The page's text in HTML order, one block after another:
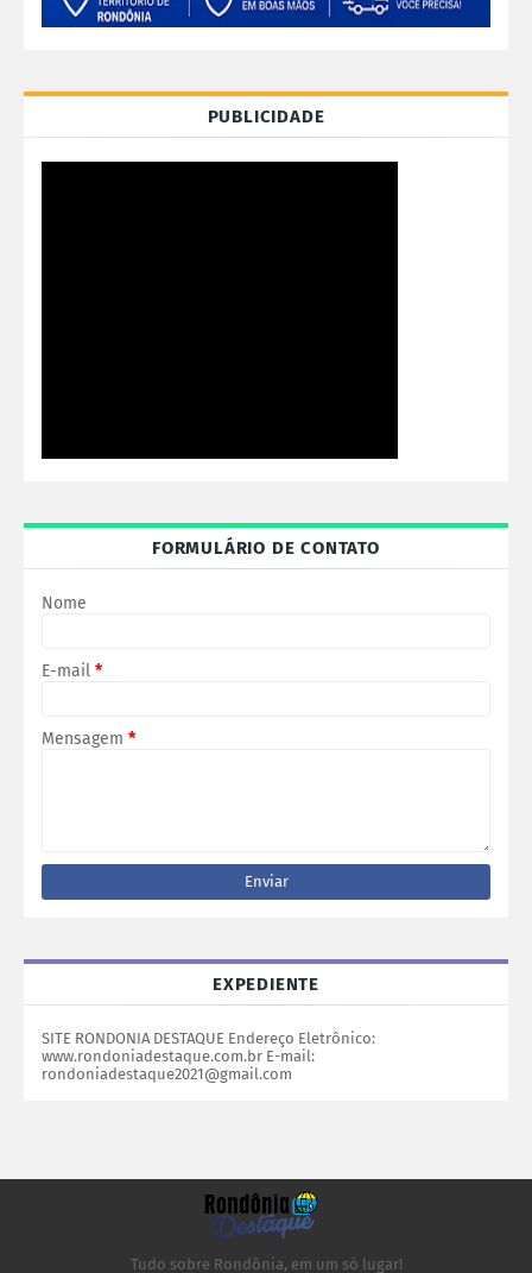
PUBLICIDADE
FORMULÁRIO DE CONTATO
Nome
E-mail *
Mensagem *
EXPEDIENTE
SITE RONDONIA DESTAQUE Endereço Eletrônico:
www.rondoniadestaque.com.br E-mail:
rondoniadestaque2021@gmail.com
Tudo sobre Rondônia, em um só lugar!